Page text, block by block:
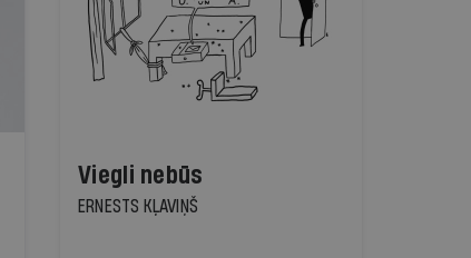
Viegli nebūs
ERNESTS KĻAVIŅŠ